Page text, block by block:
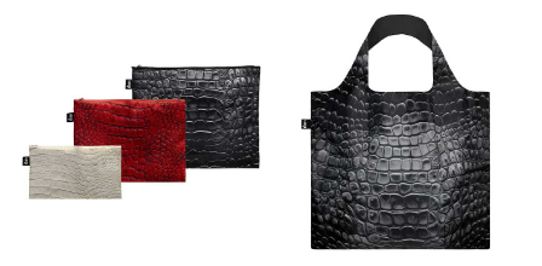
Black ジャン=ミッシェル・バスキ
ア/クラウン ブラック